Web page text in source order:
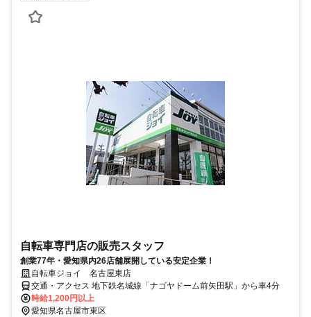
自転車専門店の販売スタッフ
創業77年・愛知県内26店舗展開している安定企業！
自転車ジョイ 名古屋東店
交通・アクセス 地下鉄名城線「ナゴヤドーム前矢田駅」から車4分
時給1,200円以上
愛知県名古屋市東区